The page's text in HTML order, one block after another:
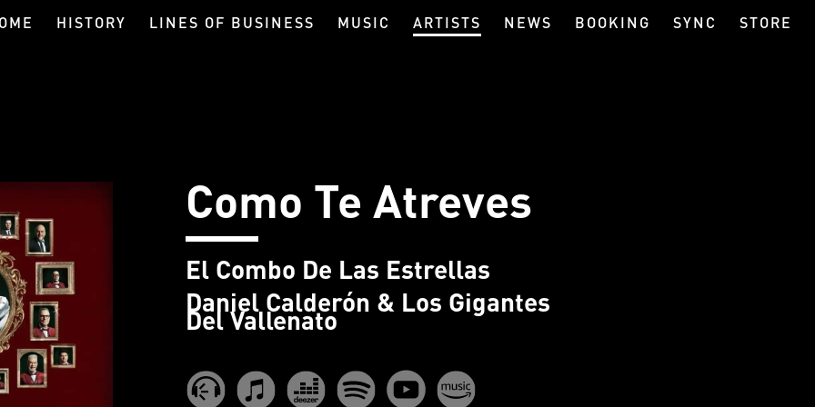
HISTORY LINES OF BUSINESS MUSIC ARTISTS NEWS BOOKING SYNC STORE
Como Te Atreves
El Combo De Las Estrellas
Daniel Calderón & Los Gigantes
Del Vallenato